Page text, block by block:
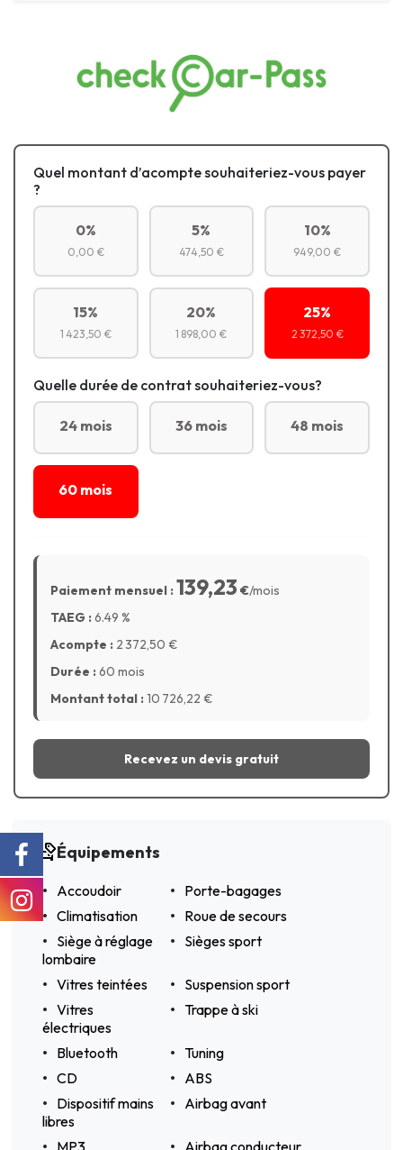
Quel montant d’acompte souhaiteriez-vous payer
?
0%
0,00 €
5%
474,50 €
10%
949,00 €
15%
1 423,50 €
20%
1 898,00 €
25%
2 372,50 €
Quelle durée de contrat souhaiteriez-vous?
24 mois 36 mois 48 mois
60 mois
Paiement mensuel :139,23 €/mois
TAEG :6.49 %
Acompte : 2 372,50 €
Durée :60 mois
Montant total :10 726,22 €
Recevez un devis gratuit
Équipements
Accoudoir
Porte-bagages
Climatisation
Roue de secours
Siège à réglage
lombaire
Sièges sport
Vitres teintées
Suspension sport
Vitres
électriques
Trappe à ski
Bluetooth
Tuning
CD
ABS
Dispositif mains
libres
Airbag avant
MP3 Airbag conducteur